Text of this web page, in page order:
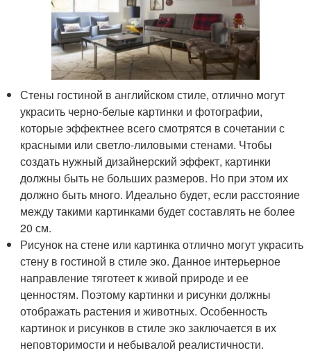
Стены гостиной в английском стиле, отлично могут
украсить черно-белые картинки и фотографии,
которые эффектнее всего смотрятся в сочетании с
красными или светло-лиловыми стенами. Чтобы
создать нужный дизайнерский эффект, картинки
должны быть не больших размеров. Но при этом их
должно быть много. Идеально будет, если расстояние
между такими картинками будет составлять не более
20 см.
Рисунок на стене или картинка отлично могут украсить
стену в гостиной в стиле эко. Данное интерьерное
направление тяготеет к живой природе и ее
ценностям. Поэтому картинки и рисунки должны
отображать растения и животных. Особенность
картинок и рисунков в стиле эко заключается в их
неповторимости и небывалой реалистичности.